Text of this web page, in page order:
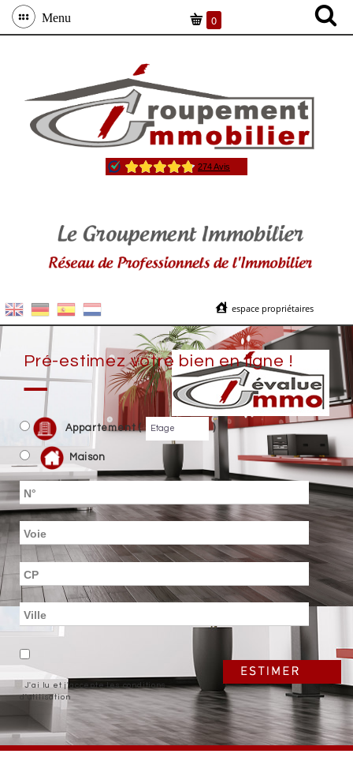
Menu 0
espace propriétaires
Pré-estimez votre bien en ligne !
Appartement ( )
Maison
J'ai lu et j'accepte les conditions
d'utilisation